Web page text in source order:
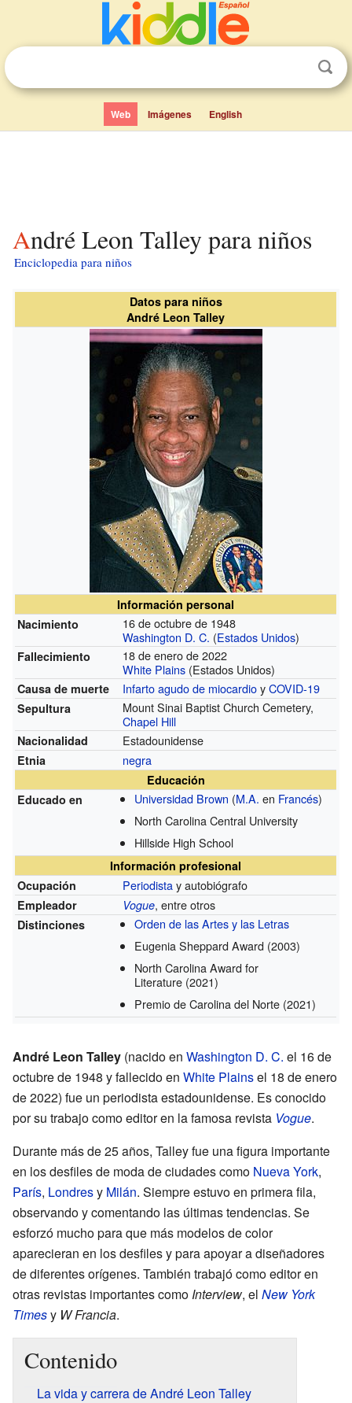
Web Imágenes English
André Leon Talley para niños
Enciclopedia para niños
Datos para niños
André Leon Talley
Información personal
Nacimiento
16 de octubre de 1948
Washington D. C. (Estados Unidos)
Fallecimiento
18 de enero de 2022
White Plains (Estados Unidos)
Causa de muerte Infarto agudo de miocardioyCOVID-19
Sepultura
Mount Sinai Baptist Church Cemetery,
Chapel Hill
Nacionalidad Estadounidense
Etnia negra
Educación
Educado en
Universidad Brown (M.A. en Francés)
North Carolina Central University
Hillside High School
Información profesional
Ocupación
Periodistay autobiógrafo
Empleador Vogue, entre otros
Distinciones
Orden de las Artes y las Letras
Eugenia Sheppard Award (2003)
North Carolina Award for
Literature (2021)
Premio de Carolina del Norte (2021)
André Leon Talley (nacido en Washington D. C. el 16 de
octubre de 1948 y fallecido en White Plainsel 18 de enero
de 2022) fue un periodista estadounidense. Es conocido
por su trabajo como editor en la famosa revista Vogue.
Durante más de 25 años, Talley fue una figura importante
en los desfiles de moda de ciudades como Nueva York,
París, Londresy Milán. Siempre estuvo en primera fila,
observando y comentando las últimas tendencias. Se
esforzó mucho para que más modelos de color
aparecieran en los desfiles y para apoyar a diseñadores
de diferentes orígenes. También trabajó como editor en
otras revistas importantes como Interview, el New York
Timesy W Francia.
Contenido
La vida y carrera de André Leon Talley